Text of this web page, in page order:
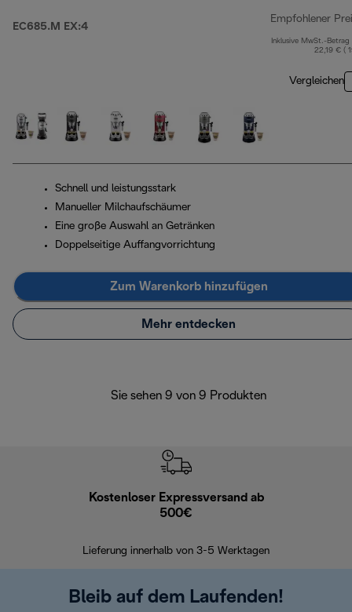
EC685.M EX:4
Empfohlener
Inklusive MwSt.-Betrag
22,19 € (
Vergleichen
Schnell und leistungsstark
Manueller Milchaufschäumer
Eine große Auswahl an Getränken
Doppelseitige Auffangvorrichtung
Zum Warenkorb hinzufügen
Mehr entdecken
Sie sehen 9 von 9 Produkten
Kostenloser Expressversand ab
500€
Lieferung innerhalb von 3-5 Werktagen
Bleib auf dem Laufenden!